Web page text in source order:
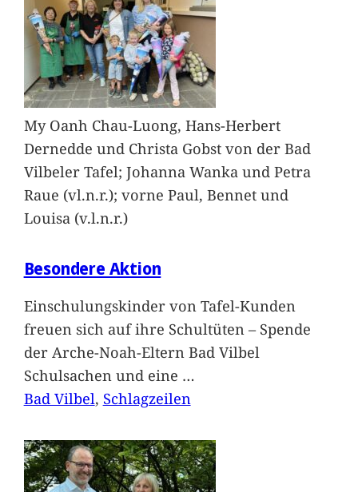
My Oanh Chau-Luong, Hans-Herbert
Dernedde und Christa Gobst von der Bad
Vilbeler Tafel; Johanna Wanka und Petra
Raue (vl.n.r.); vorne Paul, Bennet und
Louisa (v.l.n.r.)
Besondere Aktion
Einschulungskinder von Tafel-Kunden
freuen sich auf ihre Schultüten – Spende
der Arche-Noah-Eltern Bad Vilbel
Schulsachen und eine …
Bad Vilbel, Schlagzeilen